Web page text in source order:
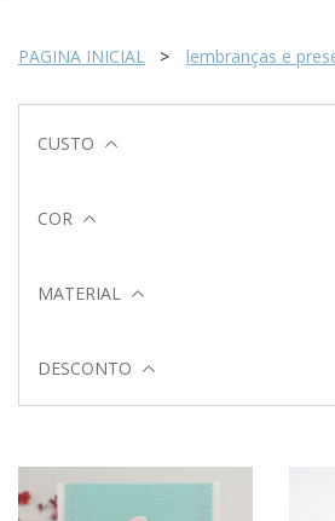
PAGINA INICIAL lembranças e
CUSTO
COR
MATERIAL
DESCONTO